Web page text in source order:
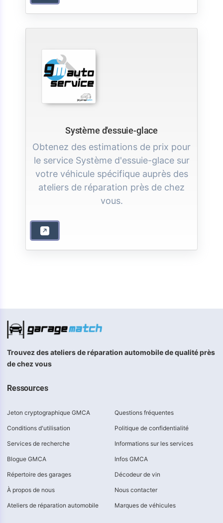
Système d'essuie-glace
Obtenez des estimations de prix pour
le service Système d'essuie-glace sur
votre véhicule spécifique auprès des
ateliers de réparation près de chez
vous.
Trouvez des ateliers de réparation automobile de qualité près
de chez vous
Ressources
Jeton cryptographique GMCA Questions fréquentes
Conditions d'utilisation Politique de confidentialité
Services de recherche Informations sur les services
Blogue GMCA Infos GMCA
Répertoire des garages Décodeur de vin
À propos de nous Nous contacter
Ateliers de réparation automobile Marques de véhicules